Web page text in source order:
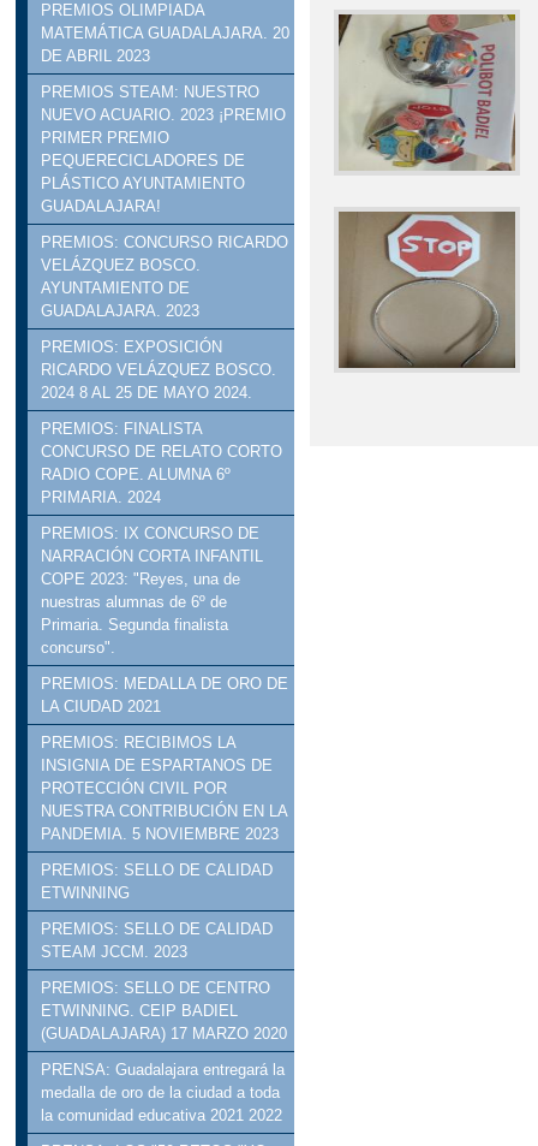
PREMIOS OLIMPIADA
MATEMÁTICA GUADALAJARA. 20
DE ABRIL 2023
PREMIOS STEAM: NUESTRO
NUEVO ACUARIO. 2023 ¡PREMIO
PRIMER PREMIO
PEQUERECICLADORES DE
PLÁSTICO AYUNTAMIENTO
GUADALAJARA!
PREMIOS: CONCURSO RICARDO
VELÁZQUEZ BOSCO.
AYUNTAMIENTO DE
GUADALAJARA. 2023
PREMIOS: EXPOSICIÓN
RICARDO VELÁZQUEZ BOSCO.
2024 8 AL 25 DE MAYO 2024.
PREMIOS: FINALISTA
CONCURSO DE RELATO CORTO
RADIO COPE. ALUMNA 6º
PRIMARIA. 2024
PREMIOS: IX CONCURSO DE
NARRACIÓN CORTA INFANTIL
COPE 2023: "Reyes, una de
nuestras alumnas de 6º de
Primaria. Segunda finalista
concurso".
PREMIOS: MEDALLA DE ORO DE
LA CIUDAD 2021
PREMIOS: RECIBIMOS LA
INSIGNIA DE ESPARTANOS DE
PROTECCIÓN CIVIL POR
NUESTRA CONTRIBUCIÓN EN LA
PANDEMIA. 5 NOVIEMBRE 2023
PREMIOS: SELLO DE CALIDAD
ETWINNING
PREMIOS: SELLO DE CALIDAD
STEAM JCCM. 2023
PREMIOS: SELLO DE CENTRO
ETWINNING. CEIP BADIEL
(GUADALAJARA) 17 MARZO 2020
PRENSA: Guadalajara entregará la
medalla de oro de la ciudad a toda
la comunidad educativa 2021 2022